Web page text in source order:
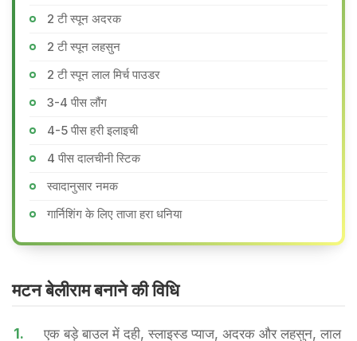
2 टी स्पून अदरक
2 टी स्पून लहसुन
2 टी स्पून लाल मिर्च पाउडर
3-4 पीस लौंग
4-5 पीस हरी इलाइची
4 पीस दालचीनी स्टिक
स्वादानुसार नमक
गार्निशिंग के लिए ताजा हरा धनिया
मटन बेलीराम बनाने की वि​धि
1. एक बड़े बाउल में दही, स्लाइस्ड प्याज, अदरक और लहसुन, लाल